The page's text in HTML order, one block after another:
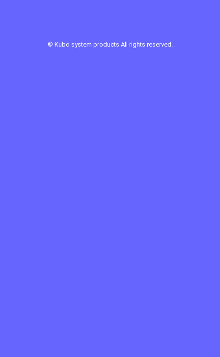
© Kubo system products All rights reserved.